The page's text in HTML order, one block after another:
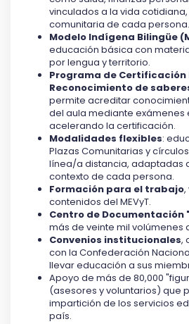
vinculados a la vida
comunitaria de cada persona.
Modelo Indígena Bilingüe
educación básica con
por lengua y territorio.
Programa de Certificación
Reconocimiento de
permite acreditar
del aula mediante exámenes
acelerando la certificación.
Modalidades flexibles:
Plazas Comunitarias y
línea/a distancia, adaptadas
contexto de cada persona.
Formación para el trabajo,
contenidos del MEVyT.
Centro de Documentación
más de veinte mil volúmenes
Convenios institucionales,
con la Confederación
llevar educación a sus
Apoyo de más de 80,000
(asesores y voluntarios) que
impartición de los servicios
país.